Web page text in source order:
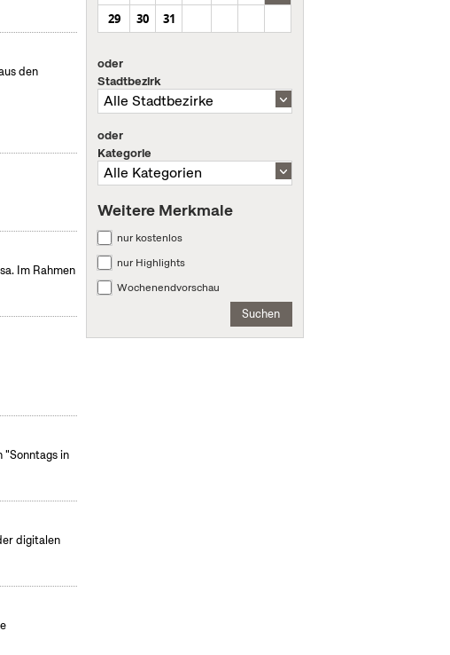
den
Im Rahmen
"Sonntags in
digitalen
29
30 31
oder
Stadtbezirk
oder
Kategorie
Weitere Merkmale
nur kostenlos
nur Highlights
Wochenendvorschau
Suchen